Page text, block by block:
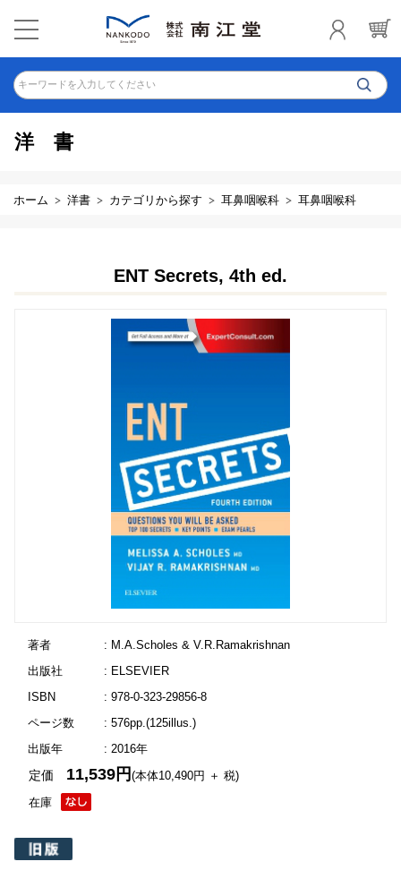
キーワードを入力してください
洋書
ホーム 洋書 カテゴリから探す 耳鼻咽喉科 耳鼻咽喉科
ENT Secrets, 4th ed.
著者
: M.A.Scholes & V.R.Ramakrishnan
出版社
: ELSEVIER
ISBN
: 978-0-323-29856-8
ページ数
: 576pp.(125illus.)
出版年
: 2016年
在庫
定価 11,539円(本体10,490円 ＋ 税)